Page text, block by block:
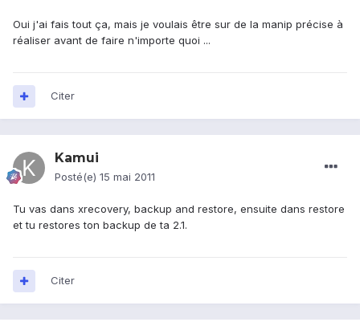
Oui j'ai fais tout ça, mais je voulais être sur de la manip précise à
réaliser avant de faire n'importe quoi ...
Citer
Kamui
Posté(e) 15 mai 2011
Tu vas dans xrecovery, backup and restore, ensuite dans restore
et tu restores ton backup de ta 2.1.
Citer